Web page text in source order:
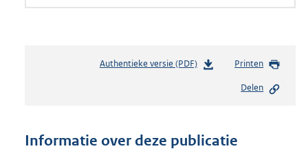
Authentieke versie (PDF)b
n
Printen
Delen
Informatie over deze publicatie